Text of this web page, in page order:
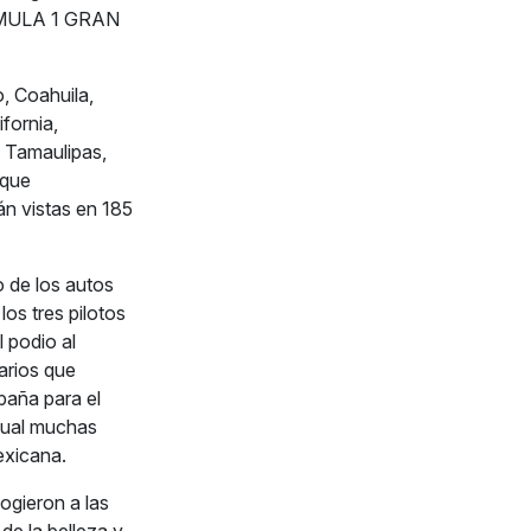
1 GRAN
Coahuila,
vistas en 185
de los autos
tres pilotos
podio al
que
para el
muchas
a las